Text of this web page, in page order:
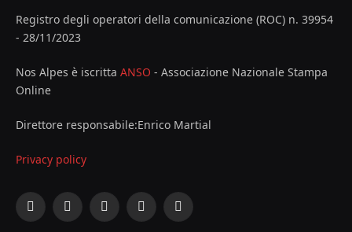
Registro degli operatori della comunicazione (ROC) n. 39954
- 28/11/2023
Nos Alpes è iscritta ANSO - Associazione Nazionale Stampa
Online
Direttore responsabile:Enrico Martial
Privacy policy
Facebook
X
InstagramYouTubeLinkedIn